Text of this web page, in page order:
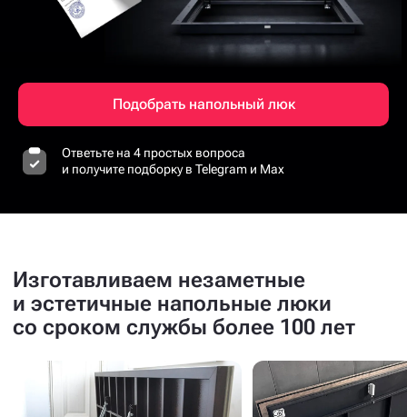
Подобрать напольный люк
Ответьте на 4 простых вопроса
и получите подборку в Telegram и Max
Изготавливаем незаметные
и эстетичные напольные люки
со сроком службы более 100 лет